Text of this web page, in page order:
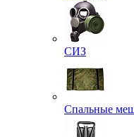
СИЗ
Спальные